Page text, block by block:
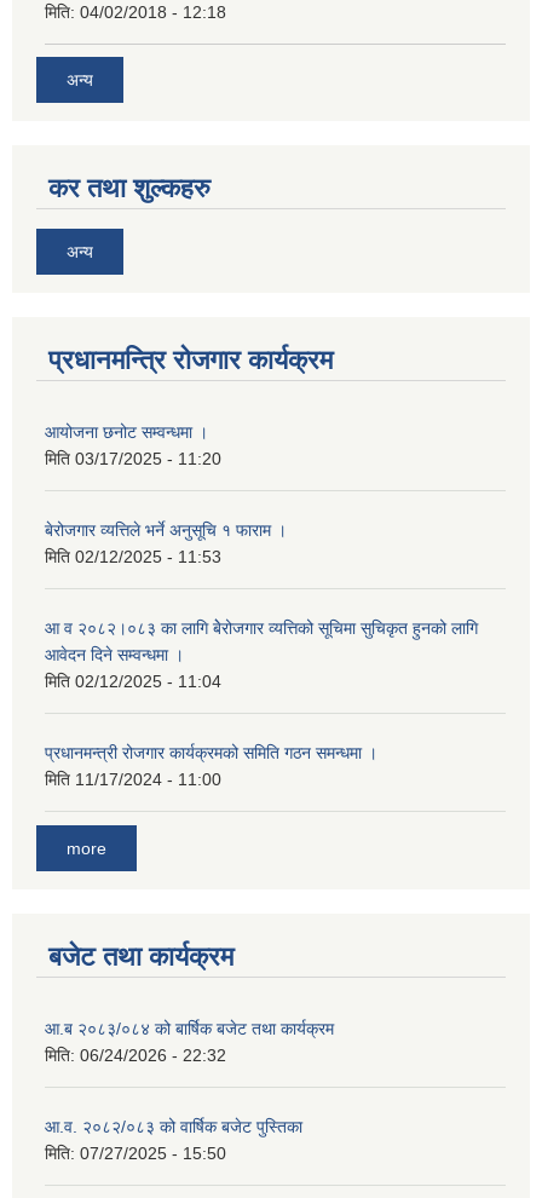
मिति: 04/02/2018 - 12:18
अन्य
कर तथा शुल्कहरु
अन्य
प्रधानमन्त्रि रोजगार कार्यक्रम
आयोजना छनोट सम्वन्धमा ।
मिति 03/17/2025 - 11:20
बेरोजगार व्यत्तिले भर्ने अनुसूचि १ फाराम ।
मिति 02/12/2025 - 11:53
आ व २०८२।०८३ का लागि बेेरोजगार व्यत्तिको सूचिमा सुचिकृत हुनको लागि
आवेदन दिने सम्वन्धमा ।
मिति 02/12/2025 - 11:04
प्रधानमन्त्री रोजगार कार्यक्रमको समिति गठन समन्धमा ।
मिति 11/17/2024 - 11:00
more
बजेट तथा कार्यक्रम
आ.ब २०८३/०८४ को बार्षिक बजेट तथा कार्यक्रम
मिति: 06/24/2026 - 22:32
आ.व. २०८२/०८३ को वार्षिक बजेट पुस्तिका
मिति: 07/27/2025 - 15:50